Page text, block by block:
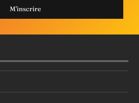
M'inscrire